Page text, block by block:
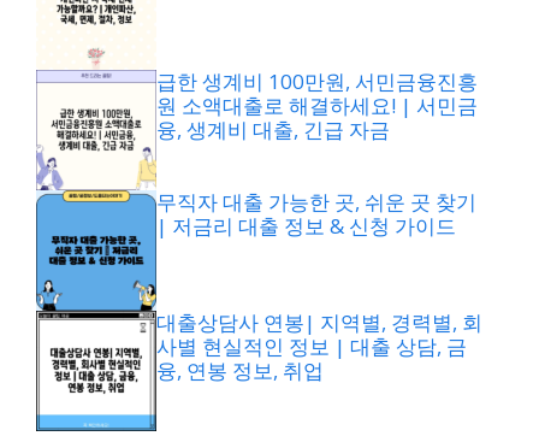
급한 생계비 100만원, 서민금융진흥
원 소액대출로 해결하세요! | 서민금
융, 생계비 대출, 긴급 자금
무직자 대출 가능한 곳, 쉬운 곳 찾기
| 저금리 대출 정보 & 신청 가이드
대출상담사 연봉| 지역별, 경력별, 회
사별 현실적인 정보 | 대출 상담, 금
융, 연봉 정보, 취업